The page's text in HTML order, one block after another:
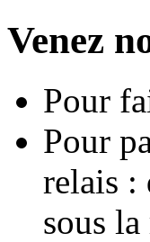
Venez
Pour
Pour
relais :
sous